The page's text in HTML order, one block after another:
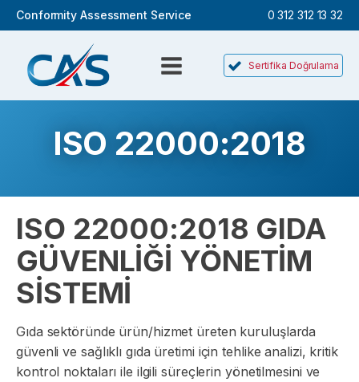
Conformity Assessment Service 0 312 312 13 32
Sertifika Doğrulama
ISO 22000:2018
ISO 22000:2018 GIDA
GÜVENLİĞİ YÖNETİM
SİSTEMİ
Gıda sektöründe ürün/hizmet üreten kuruluşlarda
güvenli ve sağlıklı gıda üretimi için tehlike analizi, kritik
kontrol noktaları ile ilgili süreçlerin yönetilmesini ve